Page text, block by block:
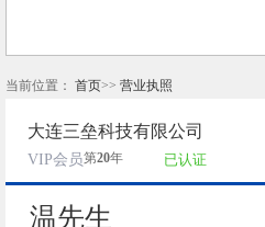
当前位置： 首页>> 营业执照
大连三垒科技有限公司
VIP会员第20年 已认证
温先生